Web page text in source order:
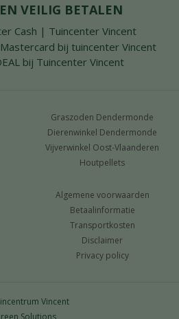
VEILIG BETALEN
Graszoden Dendermonde
Dierenwinkel Dendermonde
Vijverwinkel Oost-Vlaanderen
Houtpellets
Algemene voorwaarden
Betaalinformatie
Transportkosten
Disclaimer
Privacy policy
Vincent